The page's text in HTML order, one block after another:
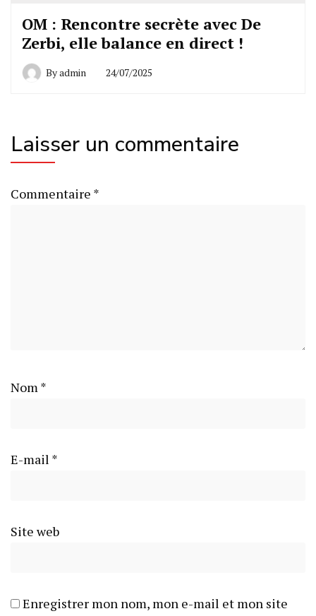
OM : Rencontre secrète avec De
Zerbi, elle balance en direct !
Byadmin 24/07/2025
Laisser un commentaire
Commentaire *
Nom *
E-mail *
Site web
Enregistrer mon nom, mon e-mail et mon site